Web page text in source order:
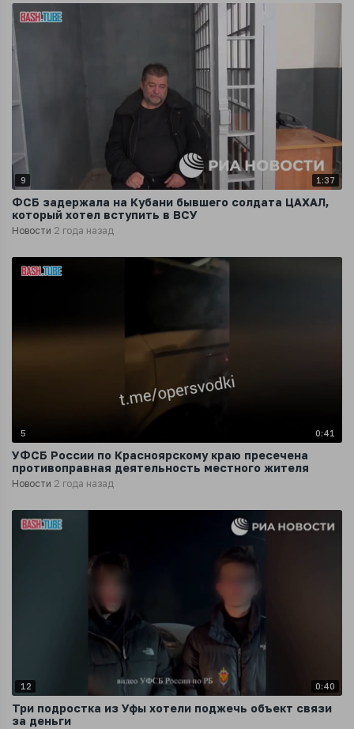
9 1:37
ФСБ задержала на Кубани бывшего солдата ЦАХАЛ,
который хотел вступить в ВСУ
Новости 2 года назад
5 0:41
УФСБ России по Красноярскому краю пресечена
противоправная деятельность местного жителя
Новости 2 года назад
12 0:40
Три подростка из Уфы хотели поджечь объект связи
за деньги